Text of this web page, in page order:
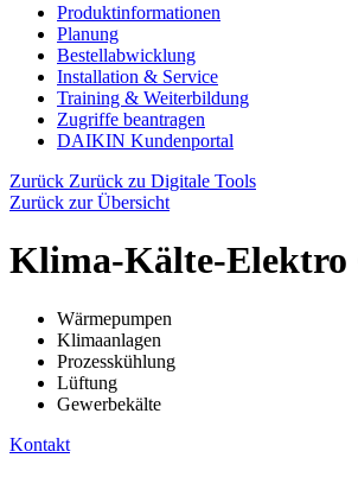
Produktinformationen
Planung
Bestellabwicklung
Installation & Service
Training & Weiterbildung
Zugriffe beantragen
DAIKIN Kundenportal
Zurück Zurück zu Digitale Tools
Zurück zur Übersicht
Klima-Kälte-Elektro
Wärmepumpen
Klimaanlagen
Prozesskühlung
Lüftung
Gewerbekälte
Kontakt